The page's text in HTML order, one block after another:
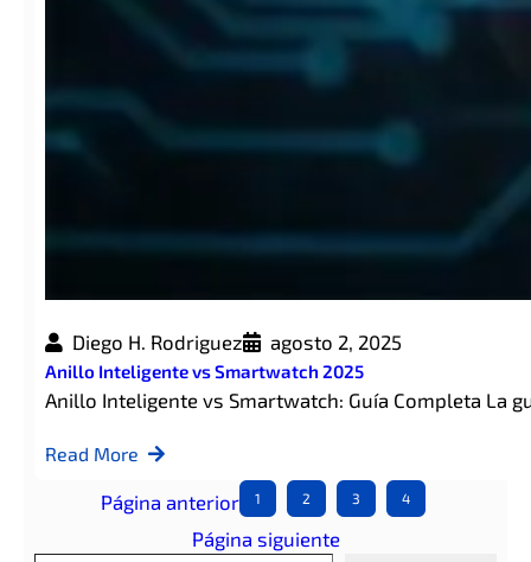
Diego H. Rodriguez agosto 2, 2025
Anillo Inteligente vs Smartwatch 2025
Anillo Inteligente vs Smartwatch: Guía Completa La
Read More
Página anterior 1 2 3 4
Página siguiente
Escribe tu correo electrónico…